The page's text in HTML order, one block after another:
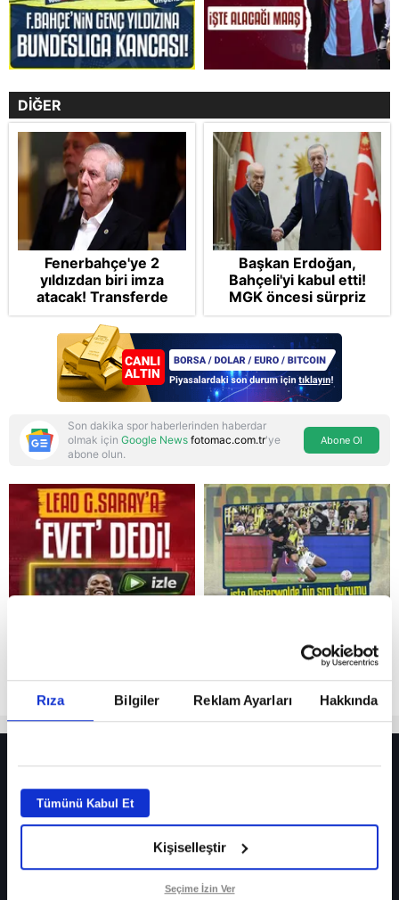
Rıza Bilgiler Reklam Ayarları Hakkında
Tümünü Kabul Et
Kişiselleştir
Seçime İzin Ver
Reddet
DİĞER
Fenerbahçe'ye 2
yıldızdan biri imza
atacak! Transferde
golcü harekatı...
Başkan Erdoğan,
Bahçeli'yi kabul etti!
MGK öncesi sürpriz
zirve: Çerçeve Yasa
teklifi gündemde
Son dakika spor haberlerinden haberdar
olmak için Google News fotomac.com.tr'ye
abone olun.
Abone Ol
Fenerbahçe’de sürpriz ayrılık ihtimali! Devre arasında gelmişti
Fenerbahçe’nin yeni transferi Mason Greenwood için olay sözler!
Galatasaray’da rota yeniden Thiago Almada!